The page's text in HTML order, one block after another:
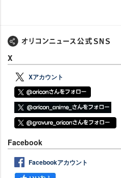
X
Xアカウント
Facebook
Facebookアカウント